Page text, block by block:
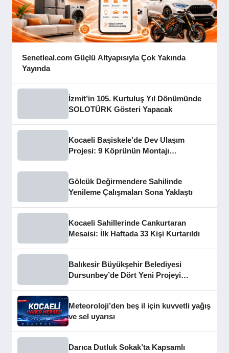
Senetleal.com Güçlü Altyapısıyla Çok Yakında
Yayında
İzmit’in 105. Kurtuluş Yıl Dönümünde
SOLOTÜRK Gösteri Yapacak
Kocaeli Başiskele’de Dev Ulaşım
Projesi: 9 Köprünün Montajı
Gölcük Değirmendere Sahilinde
Yenileme Çalışmaları Sona Yaklaştı
Kocaeli Sahillerinde Cankurtaran
Mesaisi: İlk Haftada 33 Kişi Kurtarıldı
Balıkesir Büyükşehir Belediyesi
Dursunbey’de Dört Yeni Projeyi
Meteoroloji’den beş il için kuvvetli yağış
ve sel uyarısı
Darıca Dutluk Sokak’ta Kapsamlı